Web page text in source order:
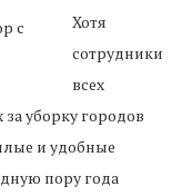
Хотя
сотрудники
всех
уборку городов
и удобные
пору года